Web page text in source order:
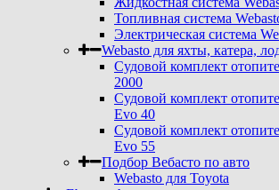
Топливная система
Электрическая система
Webasto для яхты, катера,
Судовой комплект
2000
Судовой комплект
Evo 40
Судовой комплект
Evo 55
Подбор Вебасто по авто
Webasto для Toyota